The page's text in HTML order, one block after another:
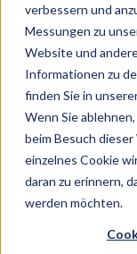
verbessern und
Messungen zu
Website und
Informationen zu
finden Sie in
Wenn Sie
beim Besuch
einzelnes Cookie
daran zu erinnern,
werden möchten.
07.07.2025
Die